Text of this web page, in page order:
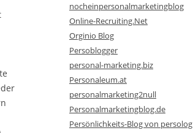
nocheinpersonalmarketingblog
Online-Recruiting.Net
Orginio Blog
Persoblogger
personal-marketing.biz
Personaleum.at
personalmarketing2null
Personalmarketingblog.de
Persönlichkeits-Blog von persolog